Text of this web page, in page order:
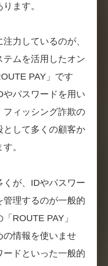
ます。
力しているのが、
ムを活用したオン
PAY」です
パスワードを用い
フィッシング詐欺の
して多くの顧客か
。
が、IDやパスワー
管理するのが一般的
ROUTE PAY」
の情報を使いませ
ードといった一般的